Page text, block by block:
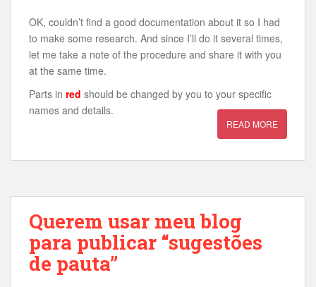
OK, couldn’t find a good documentation about it so I had
to make some research. And since I’ll do it several times,
let me take a note of the procedure and share it with you
at the same time.
Parts in red should be changed by you to your specific
names and details.
READ MORE
Querem usar meu blog
para publicar “sugestões
de pauta”